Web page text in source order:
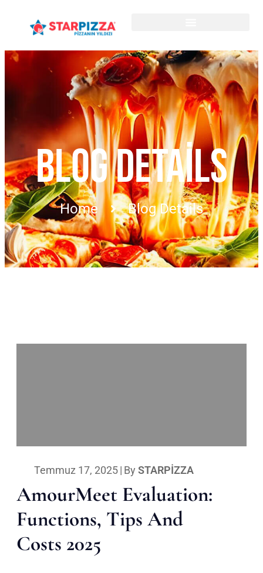
BLOG DETAILS
Home Blog Details
Temmuz 17, 2025| By STARPIZZA
AmourMeet Evaluation:
Functions, Tips And
Costs 2025